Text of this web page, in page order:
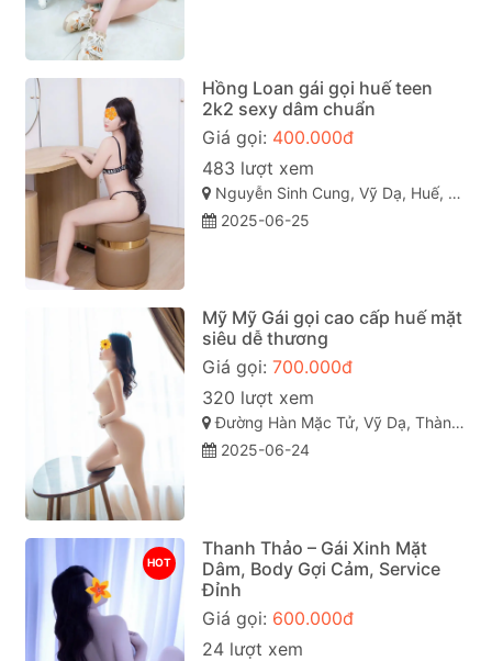
Hồng Loan gái gọi huế teen
2k2 sexy dâm chuẩn
Giá gọi: 400.000đ
483 lượt xem
Nguyễn Sinh Cung, Vỹ Dạ, Huế, Thừa Thiên Huế
2025-06-25
Mỹ Mỹ Gái gọi cao cấp huế mặt
siêu dễ thương
Giá gọi: 700.000đ
320 lượt xem
Đường Hàn Mặc Tử, Vỹ Dạ, Thành phố Huế
2025-06-24
HOT
Thanh Thảo – Gái Xinh Mặt
Dâm, Body Gợi Cảm, Service
Đỉnh
Giá gọi: 600.000đ
24 lượt xem